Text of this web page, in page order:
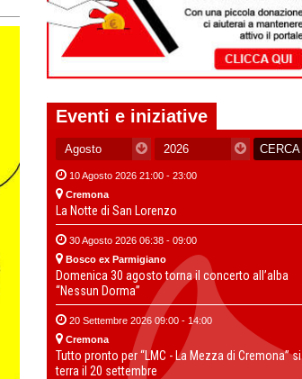
Eventi e iniziative
10 Agosto 2026 21:00 - 23:00
Cremona
La Notte di San Lorenzo
30 Agosto 2026 06:38 - 09:00
Bosco ex Parmigiano
Domenica 30 agosto torna il concerto all’alba
“Nessun Dorma”
20 Settembre 2026 09:00 - 14:00
Cremona
Tutto pronto per “LMC - La Mezza di Cremona” si
terra il 20 settembre